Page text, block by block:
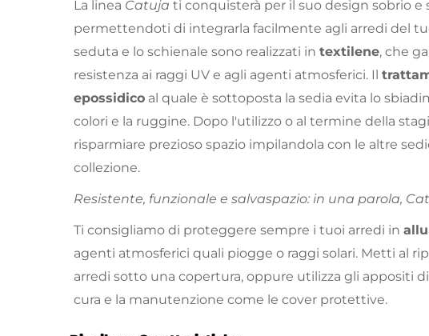
La linea Catuja ti conquisterà per il suo design sobrio e
permettendoti di integrarla facilmente agli arredi del
seduta e lo schienale sono realizzati in textilene, che
resistenza ai raggi UV e agli agenti atmosferici. Il
epossidico al quale è sottoposta la sedia evita lo
colori e la ruggine. Dopo l'utilizzo o al termine della
risparmiare prezioso spazio impilandola con le altre
collezione.
Resistente, funzionale e salvaspazio: in una parola,
Ti consigliamo di proteggere sempre i tuoi arredi in
agenti atmosferici quali piogge o raggi solari. Metti al
arredi sotto una copertura, oppure utilizza gli appositi
cura e la manutenzione come le cover protettive.